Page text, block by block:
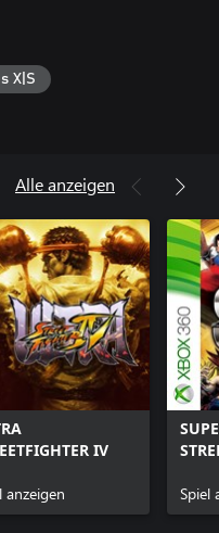
X|S
Alle anzeigen
IV
anzeigen Spiel